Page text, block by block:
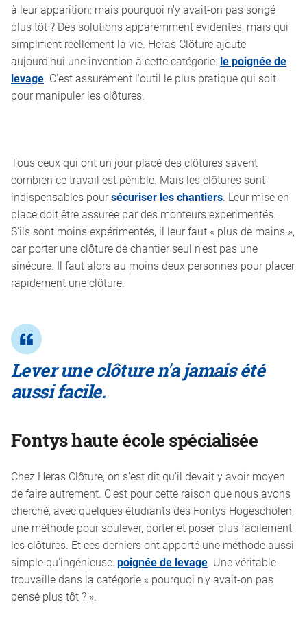
à leur apparition: mais pourquoi n'y avait-on pas songé
plus tôt ? Des solutions apparemment évidentes, mais qui
simplifient réellement la vie. Heras Clôture ajoute
aujourd'hui une invention à cette catégorie: le poignée de
levage. C'est assurément l'outil le plus pratique qui soit
pour manipuler les clôtures.
Tous ceux qui ont un jour placé des clôtures savent
combien ce travail est pénible. Mais les clôtures sont
indispensables poursécuriser les chantiers. Leur mise en
place doit être assurée par des monteurs expérimentés.
S'ils sont moins expérimentés, il leur faut « plus de mains »,
car porter une clôture de chantier seul n'est pas une
sinécure. Il faut alors au moins deux personnes pour placer
rapidement une clôture.
Lever une clôture n'a jamais été
aussi facile.
Fontys haute école spécialisée
Chez Heras Clôture, on s'est dit qu'il devait y avoir moyen
de faire autrement. C'est pour cette raison que nous avons
cherché, avec quelques étudiants des Fontys Hogescholen,
une méthode pour soulever, porter et poser plus facilement
les clôtures. Et ces derniers ont apporté une méthode aussi
simple qu'ingénieuse:poignée de levage. Une véritable
trouvaille dans la catégorie « pourquoi n'y avait-on pas
pensé plus tôt ? ».